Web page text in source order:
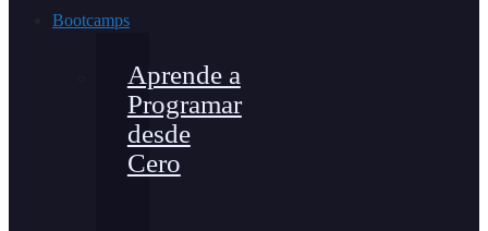
Bootcamps
Aprende a
Programar
desde
Cero